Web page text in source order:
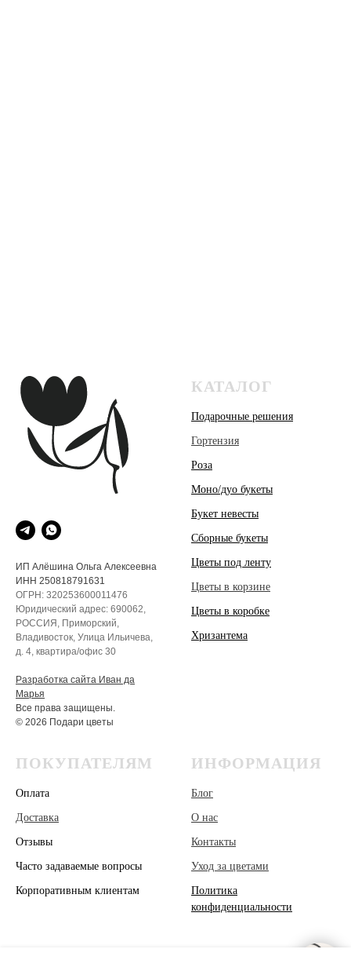
ИП Алёшина Ольга Алексеевна
ИНН 250818791631
ОГРН: 320253600011476
Юридический адрес: 690062,
РОССИЯ, Приморский,
Владивосток, Улица Ильичева,
д. 4, квартира/офис 30
Разработка сайта Иван да
Марья
Все права защищены.
© 2026 Подари цветы
КАТАЛОГ
Подарочные решения
Гортензия
Роза
Моно/дуо букеты
Букет невесты
Сборные букеты
Цветы под ленту
Цветы в корзине
Цветы в коробке
Хризантема
ПОКУПАТЕЛЯМ
Оплата
Доставка
Отзывы
Часто задаваемые вопросы
Корпоративным клиентам
ИНФОРМАЦИЯ
Блог
О нас
Контакты
Уход за цветами
Политика
конфиденциальности